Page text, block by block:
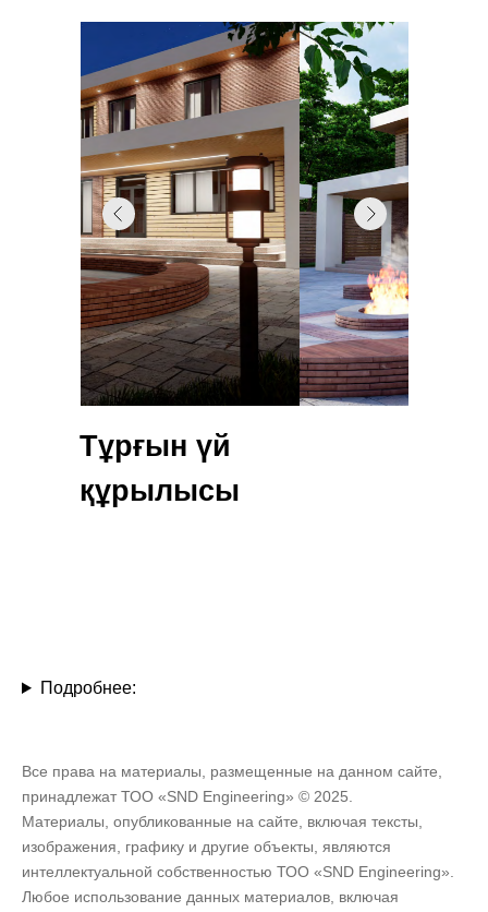
Тұрғын үй
құрылысы
Подробнее:
Все права на материалы, размещенные на данном сайте,
принадлежат ТОО «SND Engineering» © 2025.
Материалы, опубликованные на сайте, включая тексты,
изображения, графику и другие объекты, являются
интеллектуальной собственностью ТОО «SND Engineering».
Любое использование данных материалов, включая